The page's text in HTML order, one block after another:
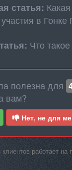
статья:
в Гонке
Что
полезна для
вам?
Нет, не для
работает на